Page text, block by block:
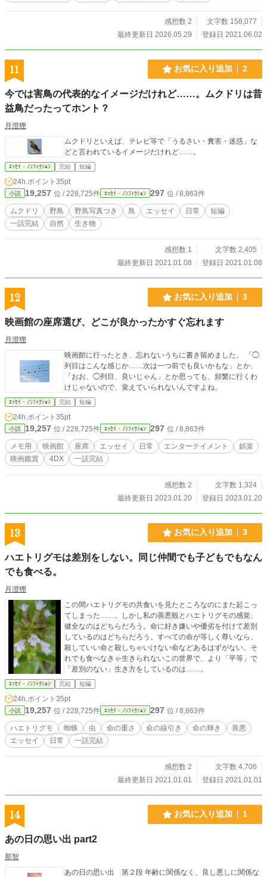
感想数 2
文字数 158,077
最終更新日 2026.05.29
登録日 2021.06.02
11 お気に入り追加 2
今では害鳥の代表的なイメージだけれど……。ムクドリは昔
益鳥だったってホント？
月澄狸
ムクドリといえば、テレビ等で「うるさい・糞害・迷惑」な
どと言われているイメージだけれど……。
ｴｯｾｲ・ﾉﾝﾌｨｸｼｮﾝ 完結 短編
24h.ポイント 35pt
小説 19,257 位 / 228,725件 ｴｯｾｲ・ﾉﾝﾌｨｸｼｮﾝ 297 位 / 8,863件
ムクドリ 野鳥 野鳥写真つき 鳥 エッセイ 日常
短編
一話完結
自然 生き物
感想数 1
文字数 2,405
最終更新日 2021.01.08
登録日 2021.01.08
12 お気に入り追加 3
映画館の座席選び、どこが良かったかすぐ忘れます
月澄狸
映画館に行ったとき、忘れないうちに書き留めました。 「◯
列目はこんな感じか……次は一つ前でも良いかもな」とか、
「おお、◯列目、良いじゃん」とか思っても、頻繁に行くわ
けじゃないので、覚えていられないんですよね。
ｴｯｾｲ・ﾉﾝﾌｨｸｼｮﾝ 完結 短編
24h.ポイント 35pt
小説 19,257 位 / 228,725件 ｴｯｾｲ・ﾉﾝﾌｨｸｼｮﾝ 297 位 / 8,863件
メモ用 映画館 座席 エッセイ 日常 エンターテイメント
娯楽
映画鑑賞
4DX 一話完結
感想数 2
文字数 1,324
最終更新日 2023.01.20
登録日 2023.01.20
13 お気に入り追加 3
ハエトリグモは差別をしない。同じ仲間でも子どもでもなん
でも食べる。
月澄狸
この間ハエトリグモの共食いを見たところなのにまた起こっ
てしまった……。しかし私の善悪観とハエトリグモの感覚、
健全なのはどちらだろう。命に好き嫌いや優劣を付けて差別
しているのはどちらだろう。すべての命が等しく尊いなら、
殺していい命と殺しちゃいけない命などあるはずがない。そ
れでも食べなきゃ生きられないこの世界で、より「平等」で
「差別のない」生き方をしているのは……。
ｴｯｾｲ・ﾉﾝﾌｨｸｼｮﾝ 完結 短編
24h.ポイント 35pt
小説 19,257 位 / 228,725件 ｴｯｾｲ・ﾉﾝﾌｨｸｼｮﾝ 297 位 / 8,863件
ハエトリグモ 蜘蛛 虫 命の重さ 命の線引き 命の輝き
善悪
エッセイ
日常 一話完結
感想数 2
文字数 4,706
最終更新日 2021.01.01
登録日 2021.01.01
14 お気に入り追加 1
あの日の思い出 part2
那智
あの日の思い出 第２段 年齢に関係なく、良し悪しに関係な